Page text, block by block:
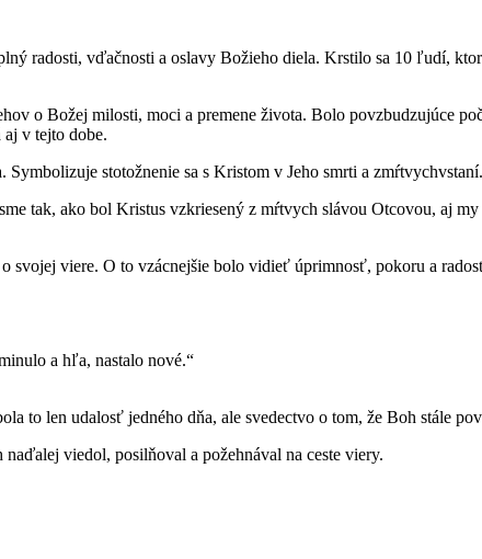
radosti, vďačnosti a oslavy Božieho diela. Krstilo sa 10 ľudí,
o Božej milosti, moci a premene života. Bolo povzbudzujúce
v tejto dobe.
stotožnenie sa s Kristom v Jeho smrti a
tak, ako bol Kristus vzkriesený z mŕtvych slávou Otcovou, aj
viere. O to vzácnejšie bolo vidieť úprimnosť, pokoru a
a hľa, nastalo nové.“
to len udalosť jedného dňa, ale svedectvo o tom, že Boh stále
viedol, posilňoval a požehnával na ceste viery.